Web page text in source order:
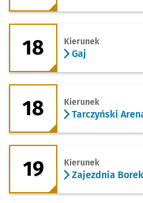
18 - kierunek Gaj
18 Kierunek
Gaj
18 - kierunek
18 Kierunek
Tarczyński
19 - kierunek
19 Kierunek
Zajezdnia Borek